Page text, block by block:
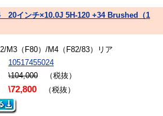
20インチ×10.0J 5H-120 +34 Brushed（1
M3（F80）/M4（F82/83）リア
10517455024
\104,000 （税抜）
\72,800 （税抜）